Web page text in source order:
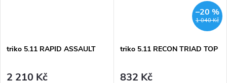
triko 5.11 RAPID ASSAULT
2 210 Kč
1 040 Kč
–20 %
triko 5.11 RECON TRIAD TOP
832 Kč